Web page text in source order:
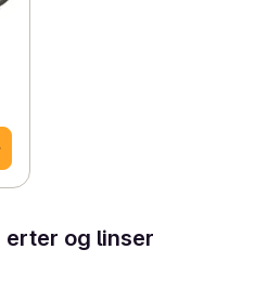
erter og linser